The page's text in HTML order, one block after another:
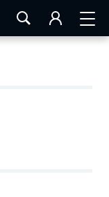
LA ROCHELLE